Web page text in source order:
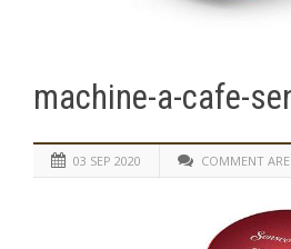
machine-a-cafe-
03 SEP 2020 COMMENT